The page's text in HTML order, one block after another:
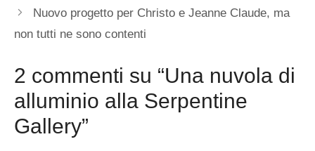
Nuovo progetto per Christo e Jeanne Claude, ma
non tutti ne sono contenti
2 commenti su “Una nuvola di
alluminio alla Serpentine
Gallery”